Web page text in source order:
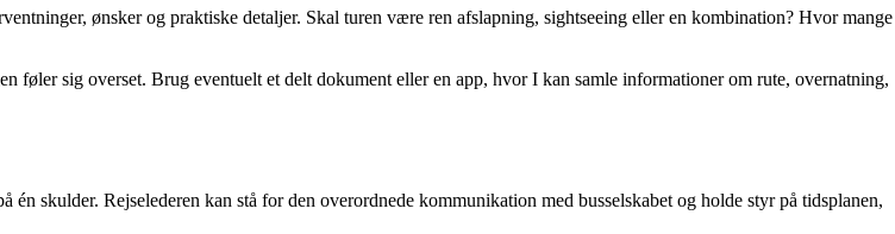
ønsker og praktiske detaljer. Skal turen være ren afslapning, sightseeing eller en kombination? Hvor mange
sig overset. Brug eventuelt et delt dokument eller en app, hvor I kan samle informationer om rute, overnatning,
skulder. Rejselederen kan stå for den overordnede kommunikation med busselskabet og holde styr på tidsplanen,